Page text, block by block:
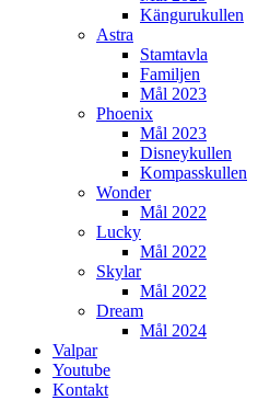
Kängurukullen
Astra
Stamtavla
Familjen
Mål 2023
Phoenix
Mål 2023
Disneykullen
Kompasskullen
Wonder
Mål 2022
Lucky
Mål 2022
Skylar
Mål 2022
Dream
Mål 2024
Valpar
Youtube
Kontakt